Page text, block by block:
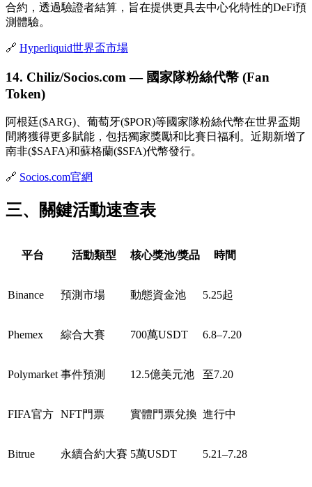
合約，透過驗證者結算，旨在提供更具去中心化特性的DeFi預
測體驗。
🔗 Hyperliquid世界盃市場
14. Chiliz/Socios.com — 國家隊粉絲代幣 (Fan
Token)
阿根廷($ARG)、葡萄牙($POR)等國家隊粉絲代幣在世界盃期
間將獲得更多賦能，包括獨家獎勵和比賽日福利。近期新增了
南非($SAFA)和蘇格蘭($SFA)代幣發行。
🔗 Socios.com官網
三、關鍵活動速查表
平台 活動類型 核心獎池/獎品 時間
Binance 預測市場 動態資金池 5.25起
Phemex 綜合大賽 700萬USDT 6.8–7.20
Polymarket 事件預測 12.5億美元池 至7.20
FIFA官方 NFT門票 實體門票兌換 進行中
Bitrue 永續合約大賽 5萬USDT 5.21–7.28